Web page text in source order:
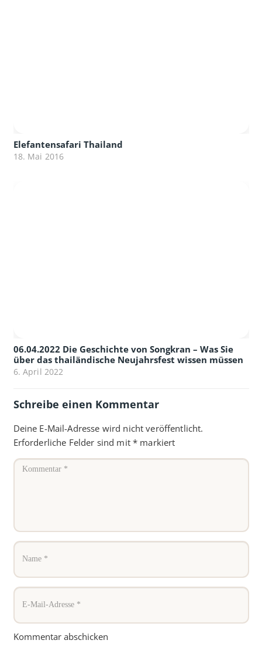
Elefantensafari Thailand
18. Mai 2016
06.04.2022 Die Geschichte von Songkran – Was Sie
über das thailändische Neujahrsfest wissen müssen
6. April 2022
Schreibe einen Kommentar
Deine E-Mail-Adresse wird nicht veröffentlicht.
Erforderliche Felder sind mit * markiert
Kommentar abschicken